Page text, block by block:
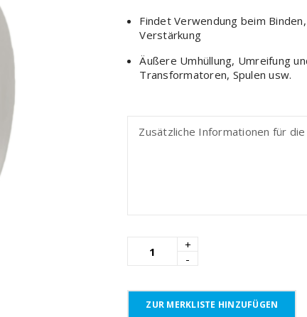
Findet Verwendung beim
Verstärkung
Äußere Umhüllung, Umreifung
Transformatoren, Spulen usw.
ZUR MERKLISTE HINZUFÜGEN